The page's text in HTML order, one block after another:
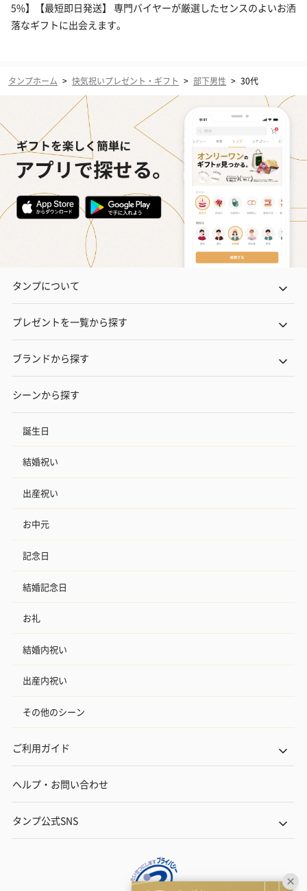
5%】【最短即日発送】 専門バイヤーが厳選したセンスのよいお洒
落なギフトに出会えます。
タンプホーム > 快気祝いプレゼント・ギフト > 部下男性 > 30代
タンプについて
プレゼントを一覧から探す
ブランドから探す
シーンから探す
誕生日
結婚祝い
出産祝い
お中元
記念日
結婚記念日
お礼
結婚内祝い
出産内祝い
その他のシーン
ご利用ガイド
ヘルプ・お問い合わせ
タンプ公式SNS